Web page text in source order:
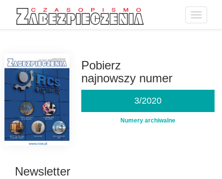
Toggle
Pobierz
najnowszy numer
3/2020
Numery archiwalne
Newsletter